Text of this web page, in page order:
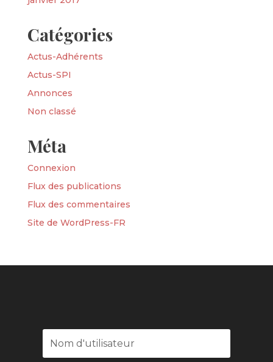
Catégories
Actus-Adhérents
Actus-SPI
Annonces
Non classé
Méta
Connexion
Flux des publications
Flux des commentaires
Site de WordPress-FR